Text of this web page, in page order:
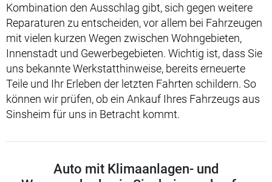
Kombination den Ausschlag gibt, sich gegen weitere
Reparaturen zu entscheiden, vor allem bei Fahrzeugen
mit vielen kurzen Wegen zwischen Wohngebieten,
Innenstadt und Gewerbegebieten. Wichtig ist, dass Sie
uns bekannte Werkstatthinweise, bereits erneuerte
Teile und Ihr Erleben der letzten Fahrten schildern. So
können wir prüfen, ob ein Ankauf Ihres Fahrzeugs aus
Sinsheim für uns in Betracht kommt.
Auto mit Klimaanlagen- und